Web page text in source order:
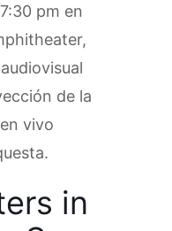
pm en
de la
vivo
in